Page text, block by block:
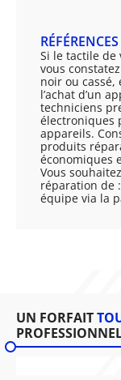
Si le tactile
vous
noir ou
l’achat d’un
techniciens
électroniques
appareils.
produits
économiques
Vous
réparation de :
équipe via la
UN FORFAIT